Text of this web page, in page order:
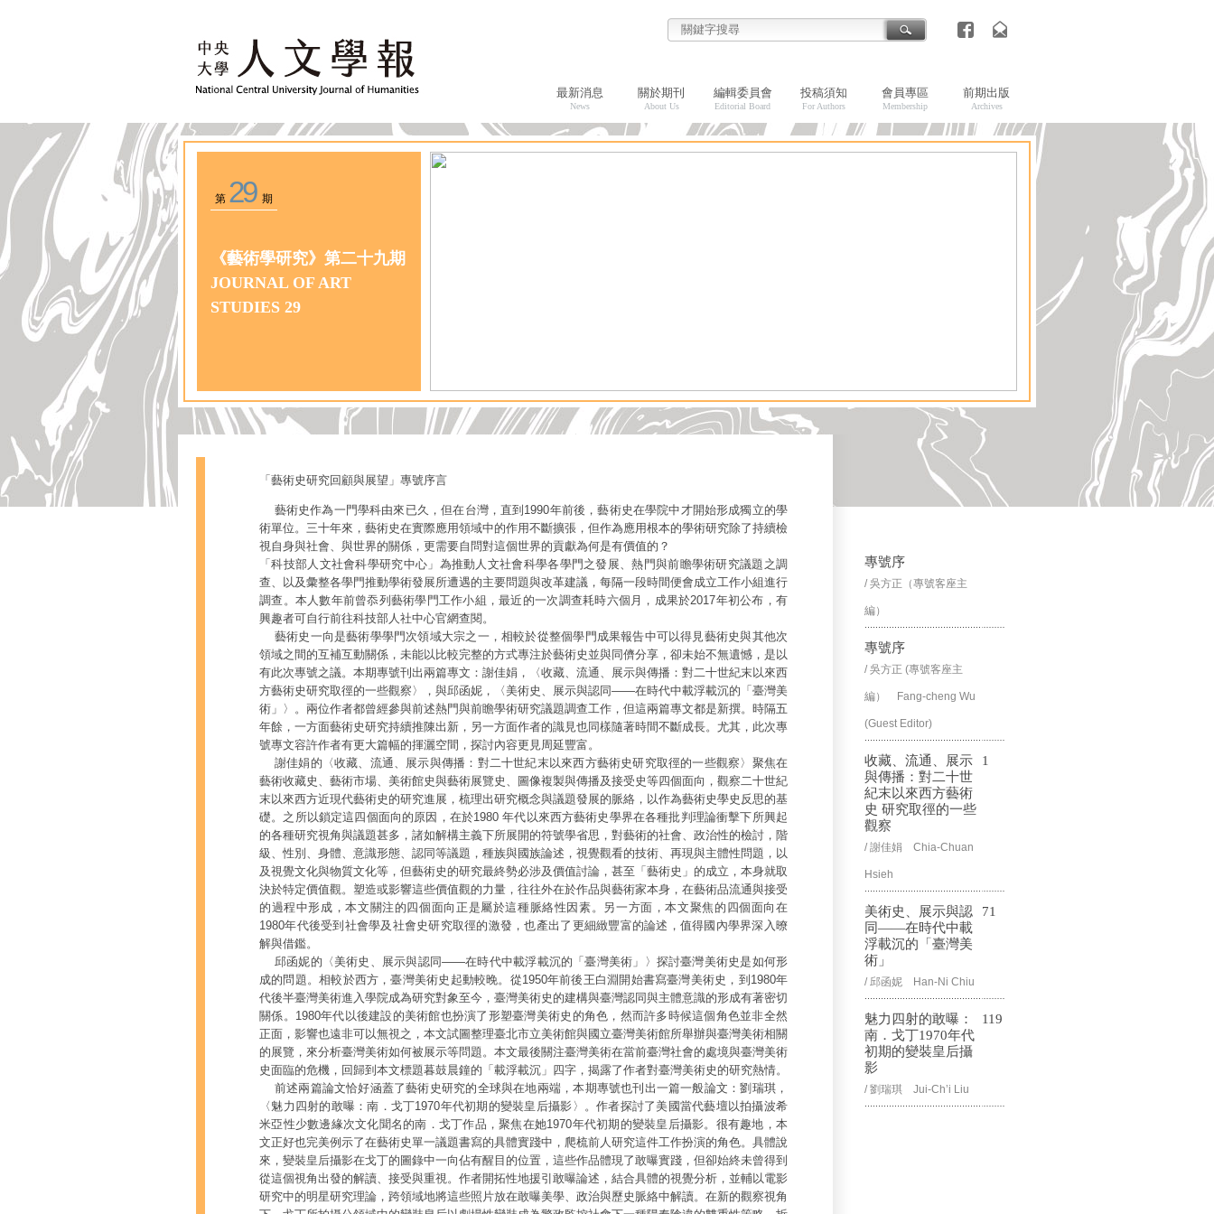
最新消息
News
關於期刊
About Us
編輯委員會
Editorial Board
投稿須知
For Authors
會員專區
Membership
前期出版
Archives
第 29期
《藝術學研究》第二十九期
JOURNAL OF ART
STUDIES 29
「藝術史研究回顧與展望」專號序言
藝術史作為一門學科由來已久，但在台灣，直到1990年前後，藝術史在學院中才開始形成獨立的學
術單位。三十年來，藝術史在實際應用領域中的作用不斷擴張，但作為應用根本的學術研究除了持續檢
視自身與社會、與世界的關係，更需要自問對這個世界的貢獻為何是有價值的？
「科技部人文社會科學研究中心」為推動人文社會科學各學門之發展、熱門與前瞻學術研究議題之調
查、以及彙整各學門推動學術發展所遭遇的主要問題與改革建議，每隔一段時間便會成立工作小組進行
調查。本人數年前曾忝列藝術學門工作小組，最近的一次調查耗時六個月，成果於2017年初公布，有
興趣者可自行前往科技部人社中心官網查閱。
藝術史一向是藝術學學門次領域大宗之一，相較於從整個學門成果報告中可以得見藝術史與其他次
領域之間的互補互動關係，未能以比較完整的方式專注於藝術史並與同儕分享，卻未始不無遺憾，是以
有此次專號之議。本期專號刊出兩篇專文：謝佳娟，〈收藏、流通、展示與傳播：對二十世紀末以來西
方藝術史研究取徑的一些觀察〉，與邱函妮，〈美術史、展示與認同——在時代中載浮載沉的「臺灣美
術」〉。兩位作者都曾經參與前述熱門與前瞻學術研究議題調查工作，但這兩篇專文都是新撰。時隔五
年餘，一方面藝術史研究持續推陳出新，另一方面作者的識見也同樣隨著時間不斷成長。尤其，此次專
號專文容許作者有更大篇幅的揮灑空間，探討內容更見周延豐富。
謝佳娟的〈收藏、流通、展示與傳播：對二十世紀末以來西方藝術史研究取徑的一些觀察〉聚焦在
藝術收藏史、藝術市場、美術館史與藝術展覽史、圖像複製與傳播及接受史等四個面向，觀察二十世紀
末以來西方近現代藝術史的研究進展，梳理出研究概念與議題發展的脈絡，以作為藝術史學史反思的基
礎。之所以鎖定這四個面向的原因，在於1980 年代以來西方藝術史學界在各種批判理論衝擊下所興起
的各種研究視角與議題甚多，諸如解構主義下所展開的符號學省思，對藝術的社會、政治性的檢討，階
級、性別、身體、意識形態、認同等議題，種族與國族論述，視覺觀看的技術、再現與主體性問題，以
及視覺文化與物質文化等，但藝術史的研究最終勢必涉及價值討論，甚至「藝術史」的成立，本身就取
決於特定價值觀。塑造或影響這些價值觀的力量，往往外在於作品與藝術家本身，在藝術品流通與接受
的過程中形成，本文關注的四個面向正是屬於這種脈絡性因素。另一方面，本文聚焦的四個面向在
1980年代後受到社會學及社會史研究取徑的激發，也產出了更細緻豐富的論述，值得國內學界深入暸
解與借鑑。
邱函妮的〈美術史、展示與認同——在時代中載浮載沉的「臺灣美術」〉探討臺灣美術史是如何形
成的問題。相較於西方，臺灣美術史起動較晚。從1950年前後王白淵開始書寫臺灣美術史，到1980年
代後半臺灣美術進入學院成為研究對象至今，臺灣美術史的建構與臺灣認同與主體意識的形成有著密切
關係。1980年代以後建設的美術館也扮演了形塑臺灣美術史的角色，然而許多時候這個角色並非全然
正面，影響也遠非可以無視之，本文試圖整理臺北市立美術館與國立臺灣美術館所舉辦與臺灣美術相關
的展覽，來分析臺灣美術如何被展示等問題。本文最後關注臺灣美術在當前臺灣社會的處境與臺灣美術
史面臨的危機，回歸到本文標題暮鼓晨鐘的「載浮載沉」四字，揭露了作者對臺灣美術史的研究熱情。
前述兩篇論文恰好涵蓋了藝術史研究的全球與在地兩端，本期專號也刊出一篇一般論文：劉瑞琪，
〈魅力四射的敢曝：南．戈丁1970年代初期的變裝皇后攝影〉。作者探討了美國當代藝壇以拍攝波希
米亞性少數邊緣次文化聞名的南．戈丁作品，聚焦在她1970年代初期的變裝皇后攝影。很有趣地，本
文正好也完美例示了在藝術史單一議題書寫的具體實踐中，爬梳前人研究這件工作扮演的角色。具體說
來，變裝皇后攝影在戈丁的圖錄中一向佔有醒目的位置，這些作品體現了敢曝實踐，但卻始終未曾得到
從這個視角出發的解讀、接受與重視。作者開拓性地援引敢曝論述，結合具體的視覺分析，並輔以電影
研究中的明星研究理論，跨領域地將這些照片放在敢曝美學、政治與歷史脈絡中解讀。在新的觀察視角
專號序
/ 吳方正（專號客座主
編）
專號序
/ 吳方正 (專號客座主
編） Fang-cheng Wu
(Guest Editor)
收藏、流通、展示
與傳播：對二十世
紀末以來西方藝術
史 研究取徑的一些
觀察
/ 謝佳娟 Chia-Chuan
Hsieh
1
美術史、展示與認
同——在時代中載
浮載沉的「臺灣美
術」
/ 邱函妮 Han-Ni Chiu
71
魅力四射的敢曝：
南．戈丁1970年代
初期的變裝皇后攝
影
/ 劉瑞琪 Jui-Ch’i Liu
119